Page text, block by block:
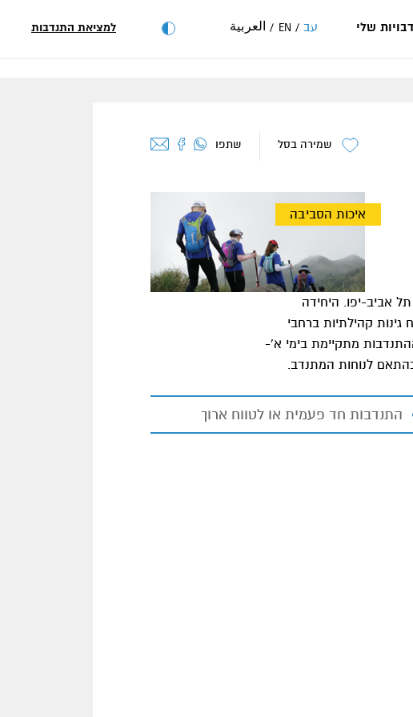
שלי עב EN العربية למציאת התנדבות
שמירה בסל שתפו
איכות הסביבה
אביב-יפו. היחידה
גינות קהילתיות ברחבי
מתקיימת בימי א'-
לנוחות המתנדב.
התנדבות חד פעמית או לטווח ארוך